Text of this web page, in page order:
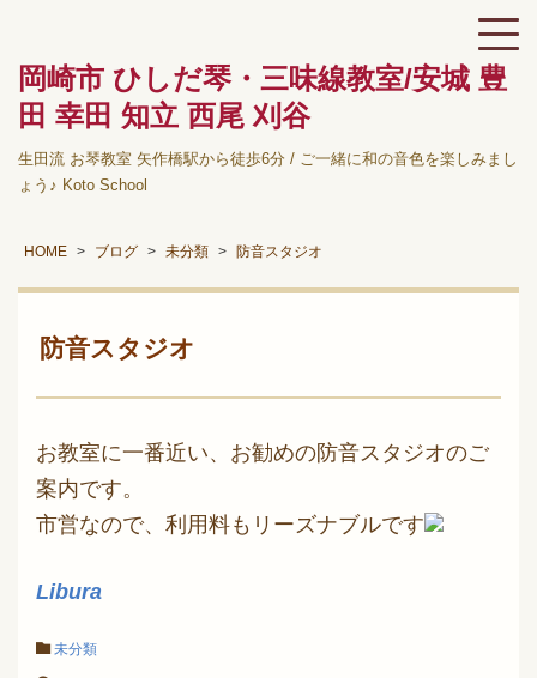
岡崎市 ひしだ琴・三味線教室/安城 豊
田 幸田 知立 西尾 刈谷
生田流 お琴教室 矢作橋駅から徒歩6分 / ご一緒に和の音色を楽しみまし
ょう♪ Koto School
HOME ブログ 未分類 防音スタジオ
防音スタジオ
お教室に一番近い、お勧めの防音スタジオのご
案内です。
市営なので、利用料もリーズナブルです
Libura
未分類